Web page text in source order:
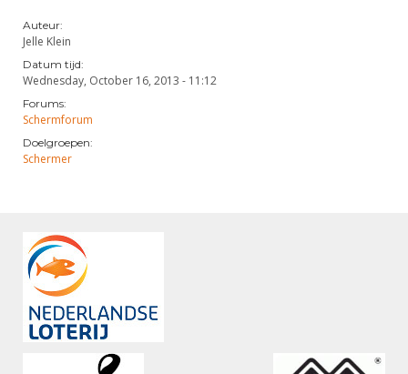
Auteur:
Jelle Klein
Datum tijd:
Wednesday, October 16, 2013 - 11:12
Forums:
Schermforum
Doelgroepen:
Schermer